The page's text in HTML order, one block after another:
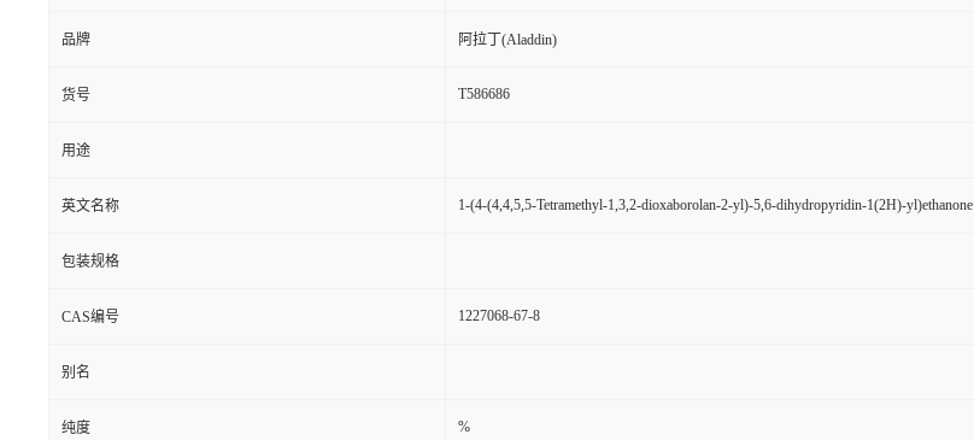
品牌 阿拉丁(Aladdin)
货号 T586686
用途
英文名称 1-(4-(4,4,5,5-Tetramethyl-1,3,2-dioxaborolan-2-yl)-5,6-dihydropyridin-1(2H)-yl)ethanone
包装规格
CAS编号 1227068-67-8
别名
纯度 %